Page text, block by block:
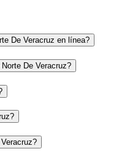
De Veracruz en línea?
De Veracruz?